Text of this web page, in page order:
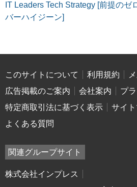
IT Leaders Tech Strategy [前提のゼ
バーハイジーン]
このサイトについて 利用規約
広告掲載のご案内
会社案内
プ
特定商取引法に基づく表示
サイ
よくある質問
関連グループサイト
株式会社インプレス